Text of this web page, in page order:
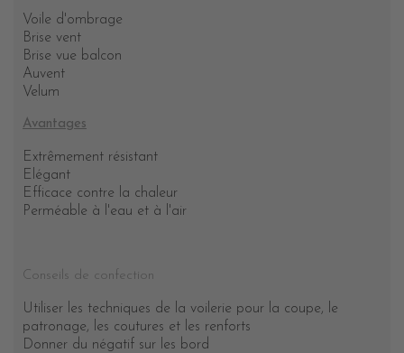
Voile d'ombrage
Brise vent
Brise vue balcon
Auvent
Velum
Avantages
Extrêmement résistant
Elégant
Efficace contre la chaleur
Perméable à l'eau et à l'air
Conseils de confection
Utiliser les techniques de la voilerie pour la coupe, le
patronage, les coutures et les renforts
Donner du négatif sur les bord